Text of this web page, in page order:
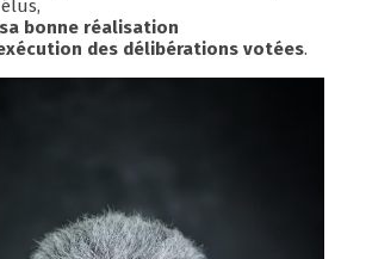
bonne réalisation
des délibérations votées.